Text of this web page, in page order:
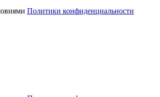
Политики конфиденциальности